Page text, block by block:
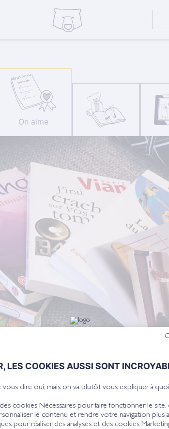
LES COOKIES AUSSI SONT
dire oui, mais on va plutôt vous expliquer à
cookies Nécessaires pour faire fonctionner le site,
le contenu et rendre votre navigation plus
pour réaliser des analyses et des cookies
On aime